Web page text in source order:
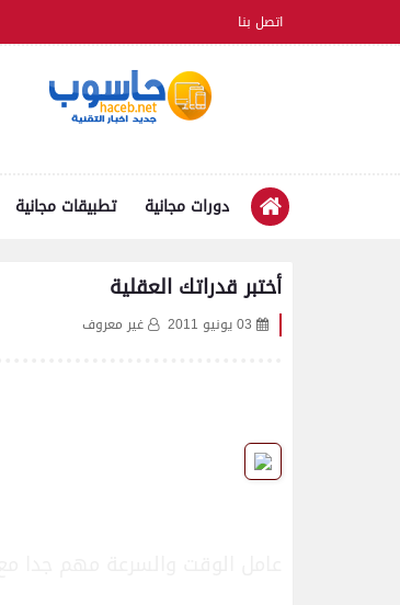
اتصل بنا
دورات مجانية تطبيقات مجانية
أختبر قدراتك العقلية
03 يونيو 2011 غير معروف